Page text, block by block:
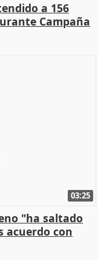
a 156
Campaña
03:25
"ha saltado
acuerdo con